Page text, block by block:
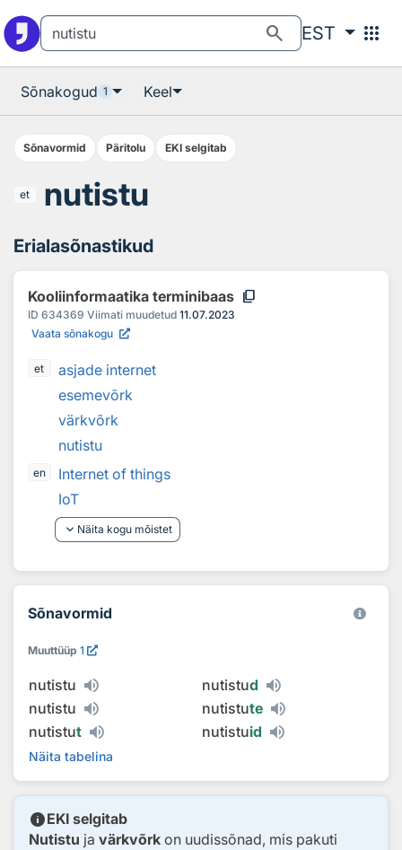
search EST apps
Sõnakogud 1 Keel
Sõnavormid Päritolu EKI selgitab
et nutistu
Erialasõnastikud
Kooliinformaatika terminibaas content_copy
ID 634369 Viimati muudetud 11.07.2023
Vaata sõnakogu
et
asjade internet
esemevõrk
värkvõrk
nutistu
en
Internet of things
IoT
keyboard_arrow_down Näita kogu mõistet
Sõnavormid
Muuttüüp 1
nutistu nutistud
nutistu
nutistute
nutistut nutistuid
Näita tabelina
infoEKI selgitab
Nutistu ja värkvõrk on uudissõnad, mis pakuti